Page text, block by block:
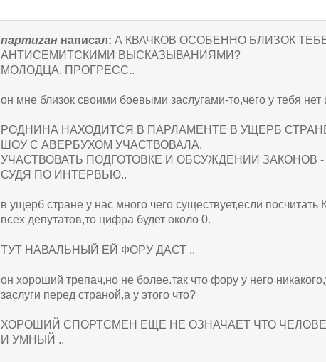
партиzан написал:А КВАЧКОВ ОСОБЕННО БЛИЗОК
АНТИСЕМИТСКИМИ ВЫСКАЗЫВАНИЯМИ?
МОЛОДЦА. ПРОГРЕСС..
он мне близок своими боевыми заслугами-то,чего у тебя нет
РОДНИНА НАХОДИТСЯ В ПАРЛАМЕНТЕ В УЩЕРБ
ШОУ С АВЕРБУХОМ УЧАСТВОВАЛА.
УЧАСТВОВАТЬ ПОДГОТОВКЕ И ОБСУЖДЕНИИ ЗАКОНОВ
СУДЯ ПО ИНТЕРВЬЮ..
в ущерб стране у нас много чего существует,если посчитать
всех депутатов,то цифра будет около 0.
ТУТ НАВАЛЬНЫЙ ЕЙ ФОРУ ДАСТ ..
он хороший трепач,но не более.так что фору у него
заслуги перед страной,а у этого что?
ХОРОШИЙ СПОРТСМЕН ЕЩЕ НЕ ОЗНАЧАЕТ ЧТО
И УМНЫЙ ..